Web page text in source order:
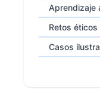
Aprendizaje
Retos
Casos